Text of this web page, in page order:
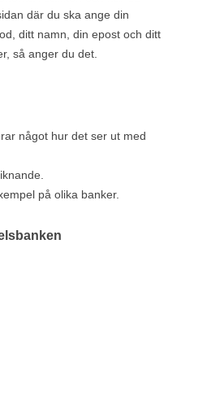
där du ska ange din
ditt namn, din epost och ditt
så anger du det.
något hur det ser ut med
på olika banker.